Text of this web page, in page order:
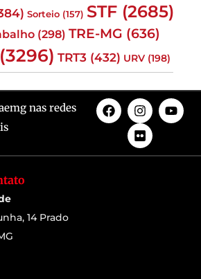
Sorteio (157) STF (2685)
(298) TRE-MG (636)
(3296) TRT3 (432) URV (198)
nas redes
14 Prado